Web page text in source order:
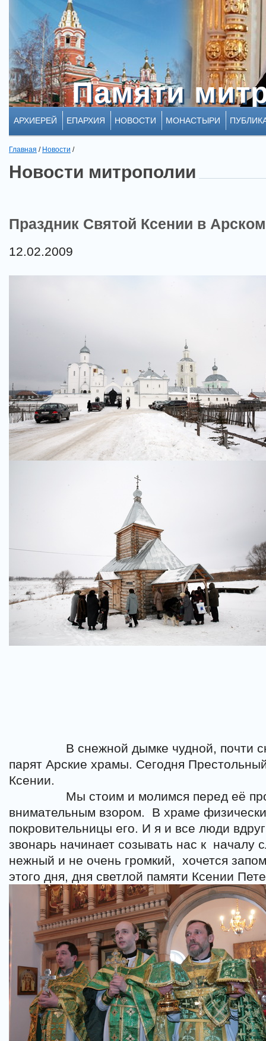
Памяти
Памяти
АРХИЕРЕЙ ЕПАРХИЯ НОВОСТИ МОНАСТЫРИ
Главная / Новости /
Новости митрополии
Праздник Святой Ксении в
12.02.2009
В снежной дымке чудной, почти
парят Арские храмы. Сегодня
Ксении.
Мы стоим и молимся перед её
внимательным взором.
В храме
покровительницы его. И я и все люди вдруг
звонарь начинает созывать нас к началу
нежный и не очень громкий,
хочется
этого дня, дня светлой памяти Ксении